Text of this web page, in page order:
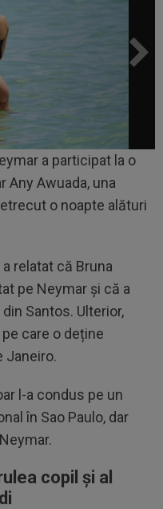
a participat la o
Any Awuada, una
o noapte alături
relatat că Bruna
pe Neymar și că a
Santos. Ulterior,
care o deține
Janeiro.
l-a condus pe un
în Sao Paulo, dar
copil și al